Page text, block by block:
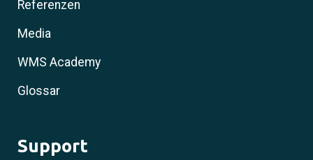
Referenzen
Media
WMS Academy
Glossar
Support